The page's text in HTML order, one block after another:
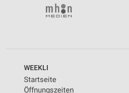
WEEKLI
Startseite
Öffnungszeiten